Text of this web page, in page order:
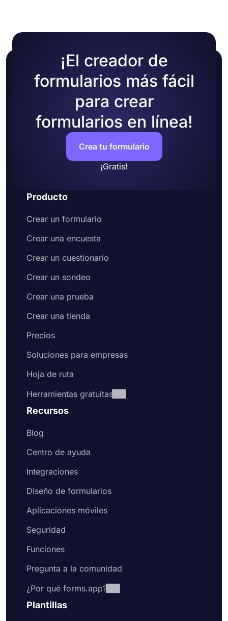
¡El creador de
formularios más fácil
para crear
formularios en línea!
Crea tu formulario
¡Gratis!
Producto
Crear un formulario
Crear una encuesta
Crear un cuestionario
Crear un sondeo
Crear una prueba
Crear una tienda
Precios
Soluciones para empresas
Hoja de ruta
Herramientas gratuitas
Recursos
Blog
Centro de ayuda
Integraciones
Diseño de formularios
Aplicaciones móviles
Seguridad
Funciones
Pregunta a la comunidad
¿Por qué forms.app?
Plantillas